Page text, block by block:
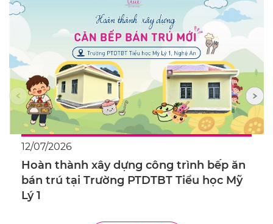
12/07/2026
Hoàn thành xây dựng công trình bếp ăn
bán trú tại Trường PTDTBT Tiểu học Mỹ
Lý 1